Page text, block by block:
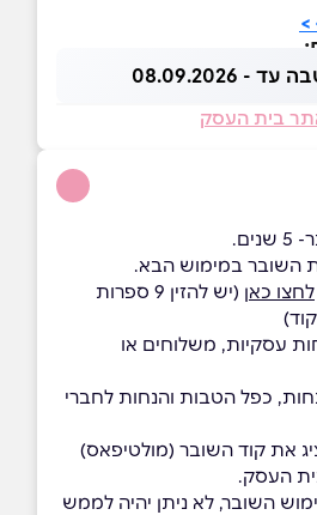
08.09.2026
בית העסק
השובר במימוש הבא.
לחצו כאן
(יש להזין 9 ספרות
עסקיות, משלוחים או
כפל הטבות והנחות לחברי
את קוד השובר (מולטיפאס)
העסק.
השובר, לא ניתן יהיה לממש